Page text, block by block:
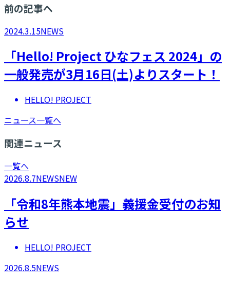
前の記事へ
2024.3.15NEWS
「Hello! Project ひなフェス 2024」の
一般発売が3月16日(土)よりスタート！
HELLO! PROJECT
ニュース一覧へ
関連ニュース
一覧へ
2026.8.7NEWSNEW
「令和8年熊本地震」義援金受付のお知
らせ
HELLO! PROJECT
2026.8.5NEWS